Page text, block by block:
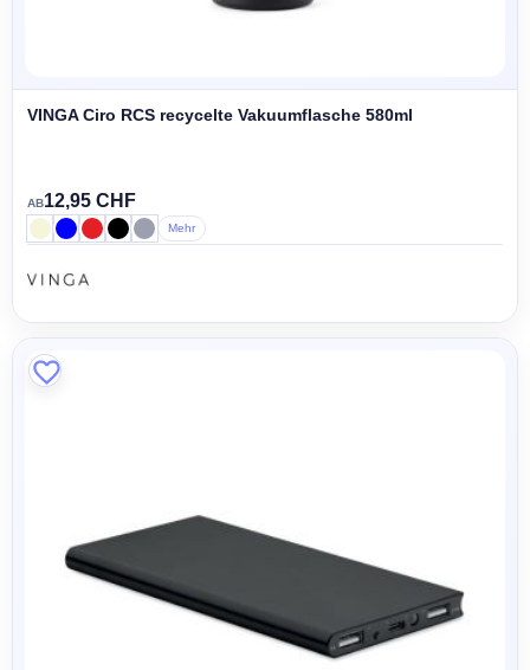
VINGA Ciro RCS recycelte Vakuumflasche 580ml
Mehr
AB12,95 CHF